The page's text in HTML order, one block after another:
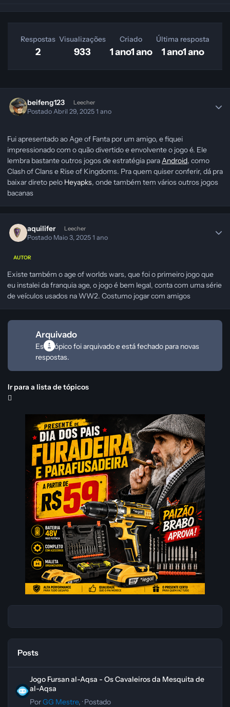
Respostas
2
Visualizações
933
Criado
1 ano1 ano
Última resposta
1 ano1 ano
beifeng123 Leecher
PostadoAbril 29, 20251 ano
Fui apresentado aoAge of Fanta por um amigo, e fiquei
impressionado com o quão divertido e envolvente o jogo é. Ele
lembra bastante outros jogos de estratégia paraAndroid, como
Clash of Clanse Rise of Kingdoms. Pra quem quiser conferir, dá pra
baixar direto pelo Heyapks, onde também tem vários outros jogos
bacanas
aquilifer Leecher
Postado Maio 3, 20251 ano
AUTOR
Existe também o age of worlds wars, que foi o primeiro jogo que
eu instalei da franquia age, o jogo é bem legal, conta com uma série
de veículos usados na WW2. Costumo jogar com amigos
Arquivado
Este tópico foi arquivado e está fechado para novas
respostas.
Ir para a lista de tópicos
Posts
Jogo Fursan al-Aqsa - Os Cavaleiros da Mesquita de
al-Aqsa
PorGG Mestre, ·Postado